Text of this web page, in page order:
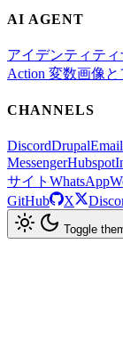
AI AGENT
アイデンティティ
Action 変数画像と
CHANNELS
DiscordDrupalEmail
MessengerHubspot
サイト WhatsApp
GitHub
X
Toggle